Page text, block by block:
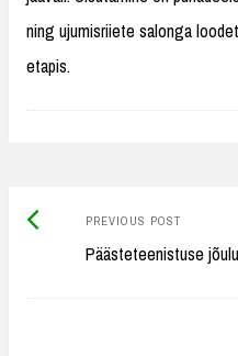
ning ujumisriiete salonga
etapis.
Post
navigation
PREVIOUS POSTPrevious
post:
Päästeteenistuse